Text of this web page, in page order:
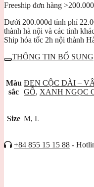
Freeship đơn hàng
Dưới 200.000đ tính phí
thành hà nội và các tỉnh
Ship hỏa tốc 2h nội thành
THÔNG TIN BỔ SUNG
Màu
sắc
ĐEN CỘC DÀI –
GỖ, XANH NGỌC
Size M, L
+84 855 15 15 88 -